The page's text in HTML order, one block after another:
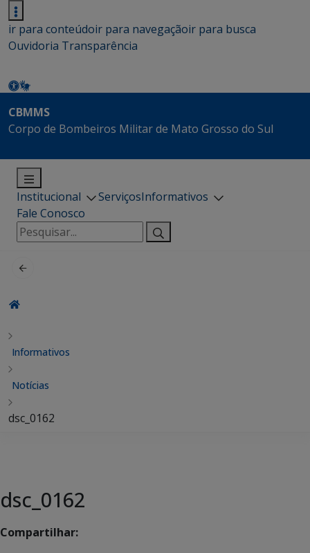
ir para conteúdoir para navegaçãoir para busca
Ouvidoria Transparência
CBMMS
Corpo de Bombeiros Militar de Mato Grosso do Sul
Institucional ServiçosInformativos
Fale Conosco
Pesquisar
por:
Informativos
Notícias
dsc_0162
dsc_0162
Compartilhar: